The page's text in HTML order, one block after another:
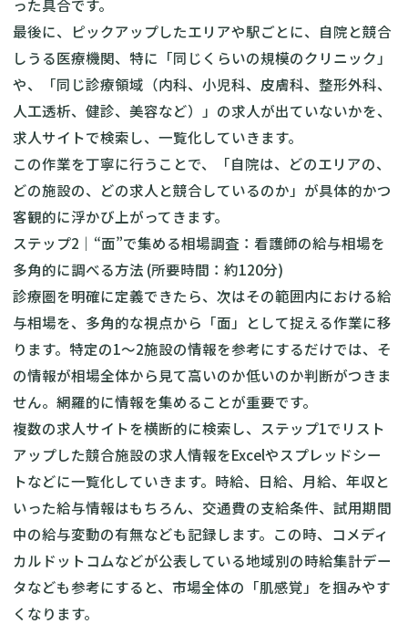
った具合です。
最後に、ピックアップしたエリアや駅ごとに、自院と競合
しうる医療機関、特に「同じくらいの規模のクリニック」
や、「同じ診療領域（内科、小児科、皮膚科、整形外科、
人工透析、健診、美容など）」の求人が出ていないかを、
求人サイトで検索し、一覧化していきます。
この作業を丁寧に行うことで、「自院は、どのエリアの、
どの施設の、どの求人と競合しているのか」が具体的かつ
客観的に浮かび上がってきます。
ステップ2｜“面”で集める相場調査：看護師の給与相場を
多角的に調べる方法 (所要時間：約120分)
診療圏を明確に定義できたら、次はその範囲内における給
与相場を、多角的な視点から「面」として捉える作業に移
ります。特定の1〜2施設の情報を参考にするだけでは、そ
の情報が相場全体から見て高いのか低いのか判断がつきま
せん。網羅的に情報を集めることが重要です。
複数の求人サイトを横断的に検索し、ステップ1でリスト
アップした競合施設の求人情報をExcelやスプレッドシー
トなどに一覧化していきます。時給、日給、月給、年収と
いった給与情報はもちろん、交通費の支給条件、試用期間
中の給与変動の有無なども記録します。この時、コメディ
カルドットコムなどが公表している地域別の時給集計デー
タなども参考にすると、市場全体の「肌感覚」を掴みやす
くなります。